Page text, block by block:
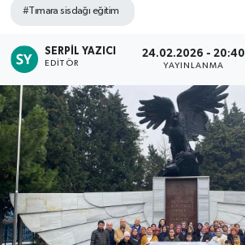
#Tımara sisdağı eğitim
SERPIL YAZICI
EDITÖR
24.02.2026 - 20:40
YAYINLANMA